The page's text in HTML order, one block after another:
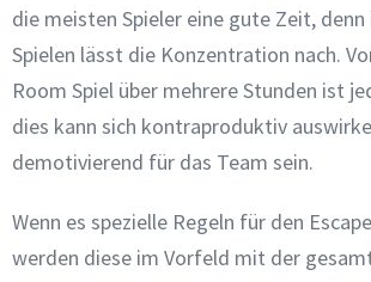
die meisten Spieler eine gute Zeit, denn
Spielen lässt die Konzentration nach.
Room Spiel über mehrere Stunden ist
dies kann sich kontraproduktiv
demotivierend für das Team sein.
Wenn es spezielle Regeln für den
werden diese im Vorfeld mit der